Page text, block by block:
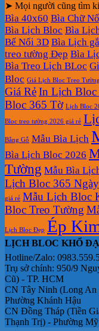
➤ Mọi người cũng tìm
Bìa 40x60 Bìa Chữ
Bìa Lịch Bloc Bìa
Bế Nổi 3D Bìa Lịch
treo tường Đẹp Bìa
Bìa Treo Lịch BLoc
Bloc Giá Lịch Bloc Treo Tường
Giá RẻIn Lịch Bloc
Bloc 365 Tờ Lịch Bloc
Bloc treo tường 2026 giá rẻ
Bằng Gỗ Mẫu Bìa Lịch
Bìa Lịch Bloc 2026
Tường Mẫu Bìa
Lịch Bloc 365 Ngày
giá rẻ Mẫu Lịch Bloc
Bloc Treo Tường
Lịch Bloc Đẹp Ép
LỊCH BLOC KHỔ
Hotline/Zalo:
Trụ sở chính: 950/9
Cũ) - TP. HCM
CN Tây Ninh (Long
Phường Khánh Hậu
CN Đồng Tháp (Tiền
Thạnh Trị) - Phường